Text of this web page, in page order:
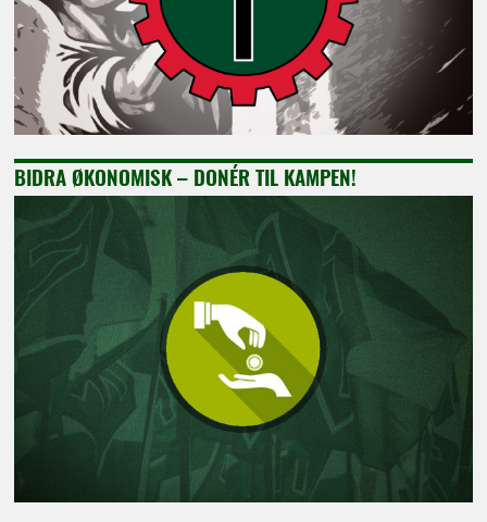
BIDRA ØKONOMISK – DONÉR TIL KAMPEN!